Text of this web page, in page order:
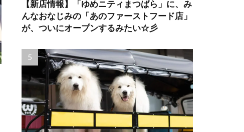
【新店情報】「ゆめニティまつばら」に、み
んなおなじみの「あのファーストフード店」
が、ついにオープンするみたい☆彡